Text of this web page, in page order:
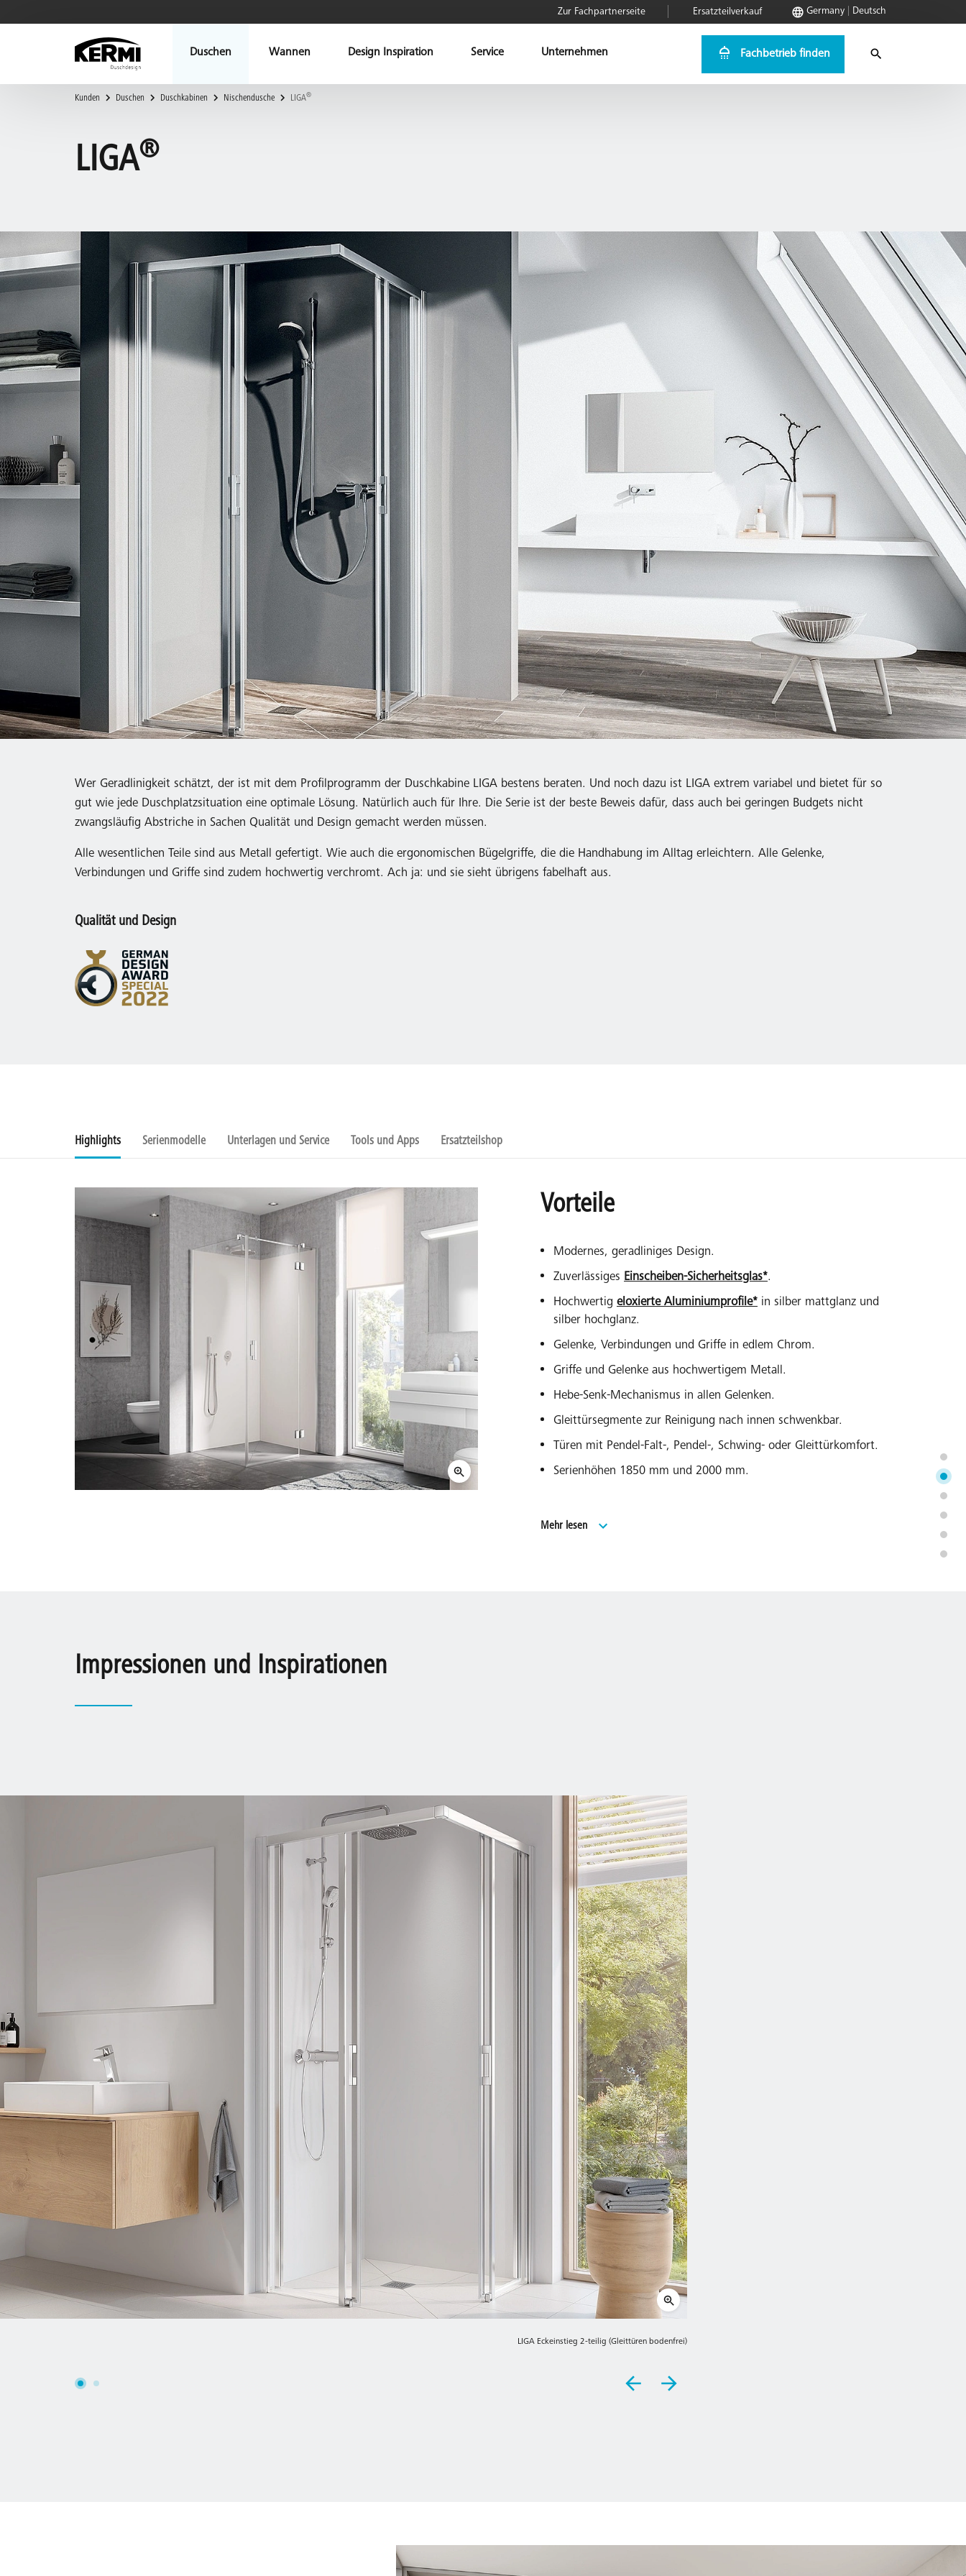
Zur Fachpartnerseite Ersatzteilverkauf Germany Deutsch
Duschen Wannen Design Inspiration Service Unternehmen Fachbetrieb finden
Kunden Duschen Duschkabinen Nischendusche LIGA®
LIGA®
Wer Geradlinigkeit schätzt, der ist mit dem Profilprogramm der Duschkabine LIGA bestens beraten. Und noch dazu ist LIGA extrem variabel und bietet für so
gut wie jede Duschplatzsituation eine optimale Lösung. Natürlich auch für Ihre. Die Serie ist der beste Beweis dafür, dass auch bei geringen Budgets nicht
zwangsläufig Abstriche in Sachen Qualität und Design gemacht werden müssen.
Alle wesentlichen Teile sind aus Metall gefertigt. Wie auch die ergonomischen Bügelgriffe, die die Handhabung im Alltag erleichtern. Alle Gelenke,
Verbindungen und Griffe sind zudem hochwertig verchromt. Ach ja: und sie sieht übrigens fabelhaft aus.
Qualität und Design
Highlights Serienmodelle Unterlagen und Service Tools und Apps Ersatzteilshop
Vorteile
Modernes, geradliniges Design.
Zuverlässiges Einscheiben-Sicherheitsglas*.
Hochwertig eloxierte Aluminiumprofile* in silber mattglanz und
silber hochglanz.
Gelenke, Verbindungen und Griffe in edlem Chrom.
Griffe und Gelenke aus hochwertigem Metall.
Hebe-Senk-Mechanismus in allen Gelenken.
Gleittürsegmente zur Reinigung nach innen schwenkbar.
Türen mit Pendel-Falt-, Pendel-, Schwing- oder Gleittürkomfort.
Serienhöhen 1850 mm und 2000 mm.
Viertelkreis-Duschkabine (Schwingtüren, Gleittüren) Serienhöhe
Mehr lesen
Impressionen und Inspirationen
LIGA Eckeinstieg 2-teilig (Gleittüren bodenfrei)